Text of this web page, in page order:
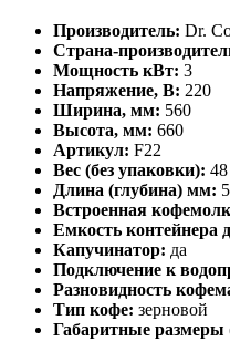
Производитель: Dr.
Страна-
Мощность кВт: 3
Напряжение, В: 220
Ширина, мм: 560
Высота, мм: 660
Артикул: F22
Вес (без упаковки): 48
Длина (глубина) мм:
Встроенная
Емкость контейнера
Капучинатор: да
Подключение к
Разновидность
Тип кофе: зерновой
Габаритные